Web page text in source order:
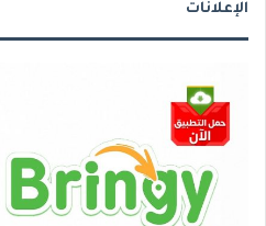
الإعلانات